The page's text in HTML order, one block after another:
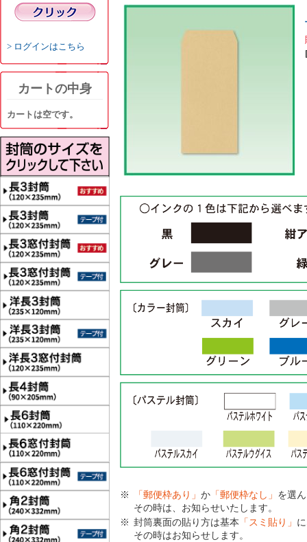
ログインはこちら
カートの中身
カートは空です。
「郵便枠あり」 か 「郵便枠なし」 を選
その時は、お知らせいたします。
封筒裏面の貼り方は基本 「スミ貼り」
その時はお知らせします。